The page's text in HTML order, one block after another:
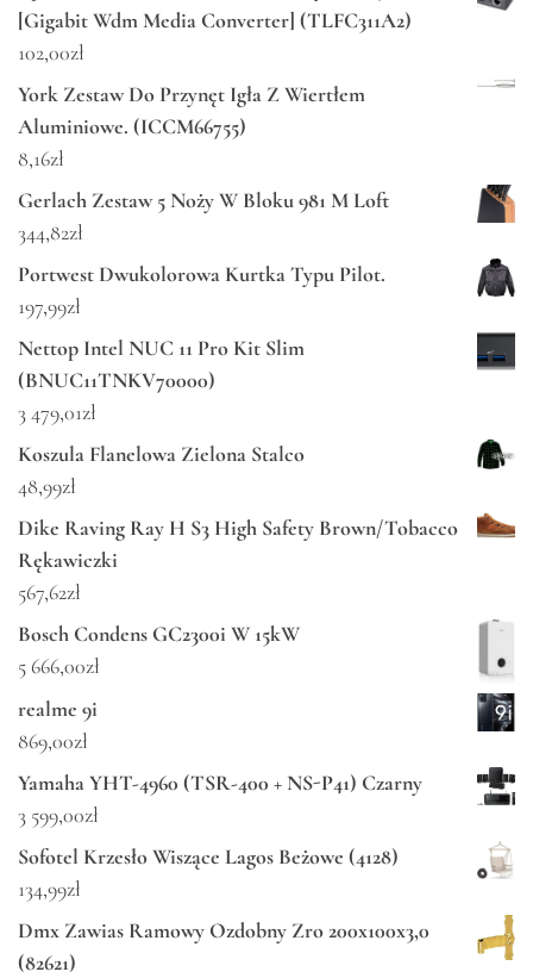
[Gigabit Wdm Media Converter] (TLFC311A2)
102,00zł
York Zestaw Do Przynęt Igła Z Wiertłem
Aluminiowe. (ICCM66755)
8,16zł
Gerlach Zestaw 5 Noży W Bloku 981 M Loft
344,82zł
Portwest Dwukolorowa Kurtka Typu Pilot.
197,99zł
Nettop Intel NUC 11 Pro Kit Slim
(BNUC11TNKV70000)
3 479,01zł
Koszula Flanelowa Zielona Stalco
48,99zł
Dike Raving Ray H S3 High Safety Brown/Tobacco
Rękawiczki
567,62zł
Bosch Condens GC2300i W 15kW
5 666,00zł
realme 9i
869,00zł
Yamaha YHT-4960 (TSR-400 + NS-P41) Czarny
3 599,00zł
Sofotel Krzesło Wiszące Lagos Beżowe (4128)
134,99zł
Dmx Zawias Ramowy Ozdobny Zro 200x100x3,0
(82621)